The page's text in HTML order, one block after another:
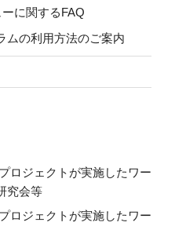
に関するFAQ
ムの利用方法のご案内
ロジェクトが実施したワー
究会等
ロジェクトが実施したワー